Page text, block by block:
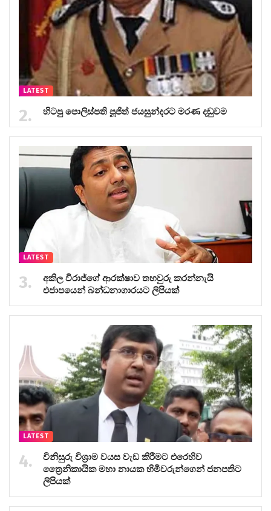
LATEST
හිටපු පොලිස්පති පූජිත් ජයසුන්දරට මරණ දඬුවම
LATEST
අකිල විරාජ්ගේ ආරක්ෂාව තහවුරු කරන්නැයි
එජාපයෙන් බන්ධනාගාරයට ලිපියක්
LATEST
විනිසුරු විශ්‍රාම වයස වැඩ කිරීමට එරෙහිව
ත්‍රෛනිකායික මහා නායක හිමිවරුන්ගෙන් ජනපතිට
ලිපියක්